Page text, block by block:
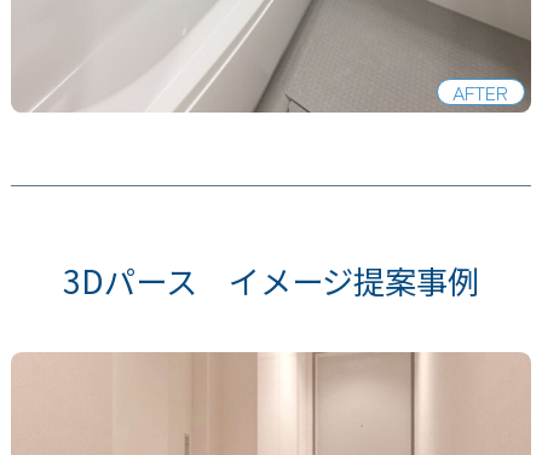
AFTER
3Dパース イメージ提案事例